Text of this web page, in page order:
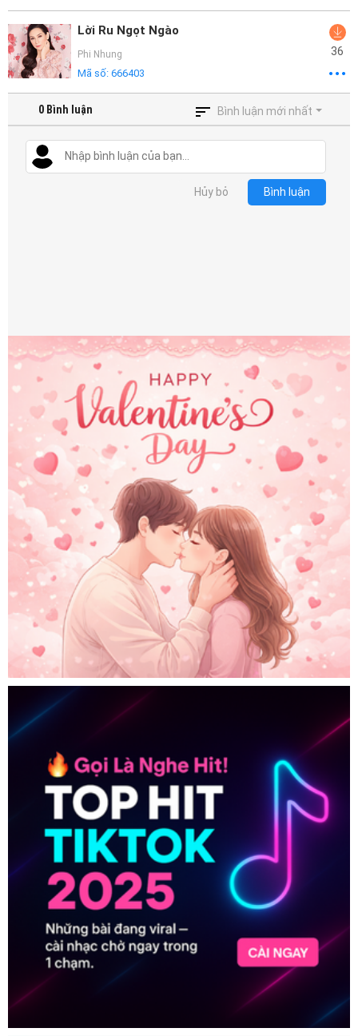
Lời Ru Ngọt Ngào
Phi Nhung
Mã số: 666403
36
0 Bình luận Bình luận mới nhất
Hủy bỏ Bình luận